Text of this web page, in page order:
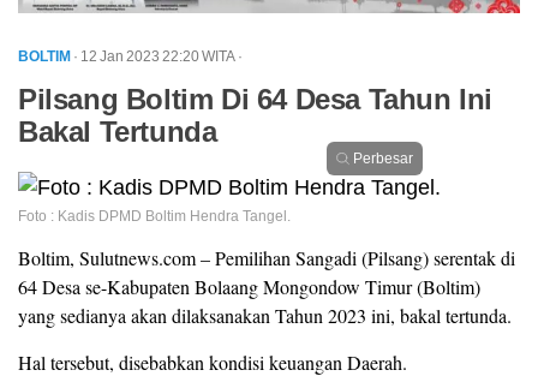
BOLTIM · 12 Jan 2023 22:20WITA ·
Pilsang Boltim Di 64 Desa Tahun Ini
Bakal Tertunda
Perbesar
Foto : Kadis DPMD Boltim Hendra Tangel.
Boltim, Sulutnews.com – Pemilihan Sangadi (Pilsang) serentak di
64 Desa se-Kabupaten Bolaang Mongondow Timur (Boltim)
yang sedianya akan dilaksanakan Tahun 2023 ini, bakal tertunda.
Hal tersebut, disebabkan kondisi keuangan Daerah.